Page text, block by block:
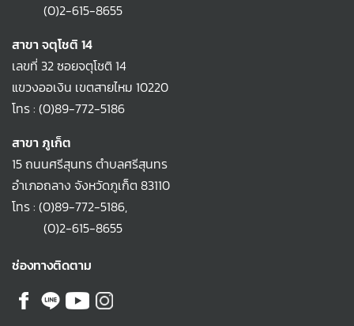
(0)2-615-8655
สาขา จตุโชติ 14
เลขที่ 32 ซอยจตุโชติ 14
แขวงออเงิน เขตสายไหม 10220
โทร : (0)89-772-5186
สาขา ภูเก็ต
15 ถนนศรีสุนทร ตำบลศรีสุนทร
อำเภอถลาง จังหวัดภูเก็ต 83110
โทร : (0)89-772-5186,
(0)2-615-8655
ช่องทางติดตาม